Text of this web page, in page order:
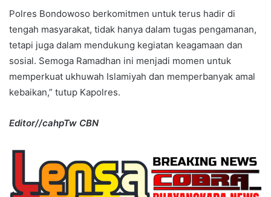
Polres Bondowoso berkomitmen untuk terus hadir di
tengah masyarakat, tidak hanya dalam tugas pengamanan,
tetapi juga dalam mendukung kegiatan keagamaan dan
sosial. Semoga Ramadhan ini menjadi momen untuk
memperkuat ukhuwah Islamiyah dan memperbanyak amal
kebaikan,” tutup Kapolres.
Editor//cahpTw CBN